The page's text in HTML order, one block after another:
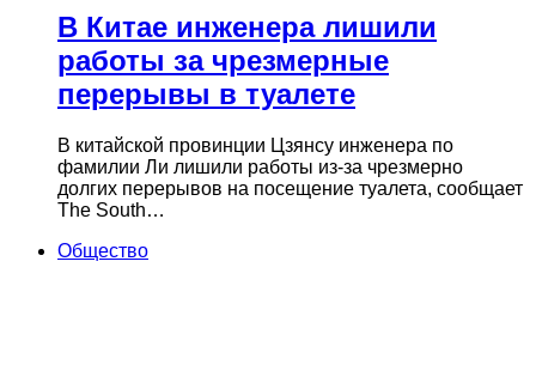
В Китае инженера лишили
работы за чрезмерные
перерывы в туалете
В китайской провинции Цзянсу инженера по
фамилии Ли лишили работы из‑за чрезмерно
долгих перерывов на посещение туалета, сообщает
The South…
Общество